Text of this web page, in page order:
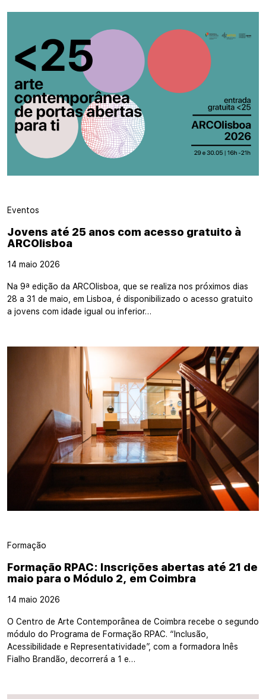
Eventos
Jovens até 25 anos com acesso gratuito à
ARCOlisboa
14 maio 2026
Na 9ª edição da ARCOlisboa, que se realiza nos próximos dias
28 a 31 de maio, em Lisboa, é disponibilizado o acesso gratuito
a jovens com idade igual ou inferior…
Formação
Formação RPAC: Inscrições abertas até 21 de
maio para o Módulo 2, em Coimbra
14 maio 2026
O Centro de Arte Contemporânea de Coimbra recebe o segundo
módulo do Programa de Formação RPAC. “Inclusão,
Acessibilidade e Representatividade”, com a formadora Inês
Fialho Brandão, decorrerá a 1 e…